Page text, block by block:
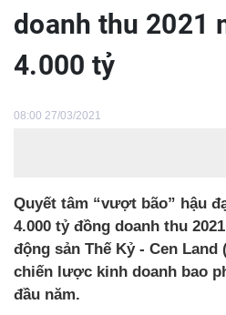
doanh thu 2021
4.000 tỷ
08:00 27/03/2021
Quyết tâm “vượt bão” hậu
4.000 tỷ đồng doanh thu
động sản Thế Kỷ - Cen Land
chiến lược kinh doanh bao
đầu năm.